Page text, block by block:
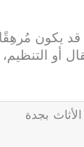
قد يكون
أو